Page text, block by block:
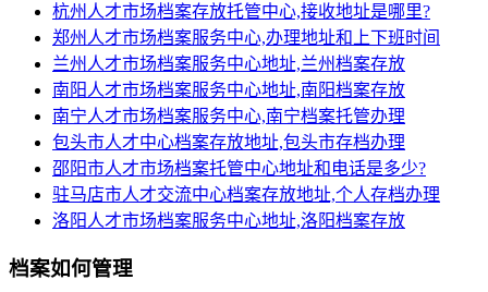
杭州人才市场档案存放托管中心,接收地址是哪里?
郑州人才市场档案服务中心,办理地址和上下班时间
兰州人才市场档案服务中心地址,兰州档案存放
南阳人才市场档案服务中心地址,南阳档案存放
南宁人才市场档案服务中心,南宁档案托管办理
包头市人才中心档案存放地址,包头市存档办理
邵阳市人才市场档案托管中心地址和电话是多少?
驻马店市人才交流中心档案存放地址,个人存档办理
洛阳人才市场档案服务中心地址,洛阳档案存放
档案如何管理